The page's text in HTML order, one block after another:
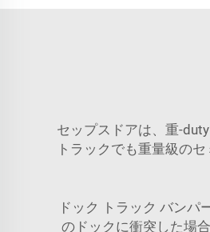
セップスドアは、重-
トラックでも重量級の
ドック トラック バン
のドックに衝突した場